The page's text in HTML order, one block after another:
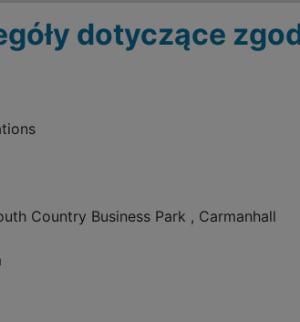
dotyczące
Country Business Park , Carmanhall